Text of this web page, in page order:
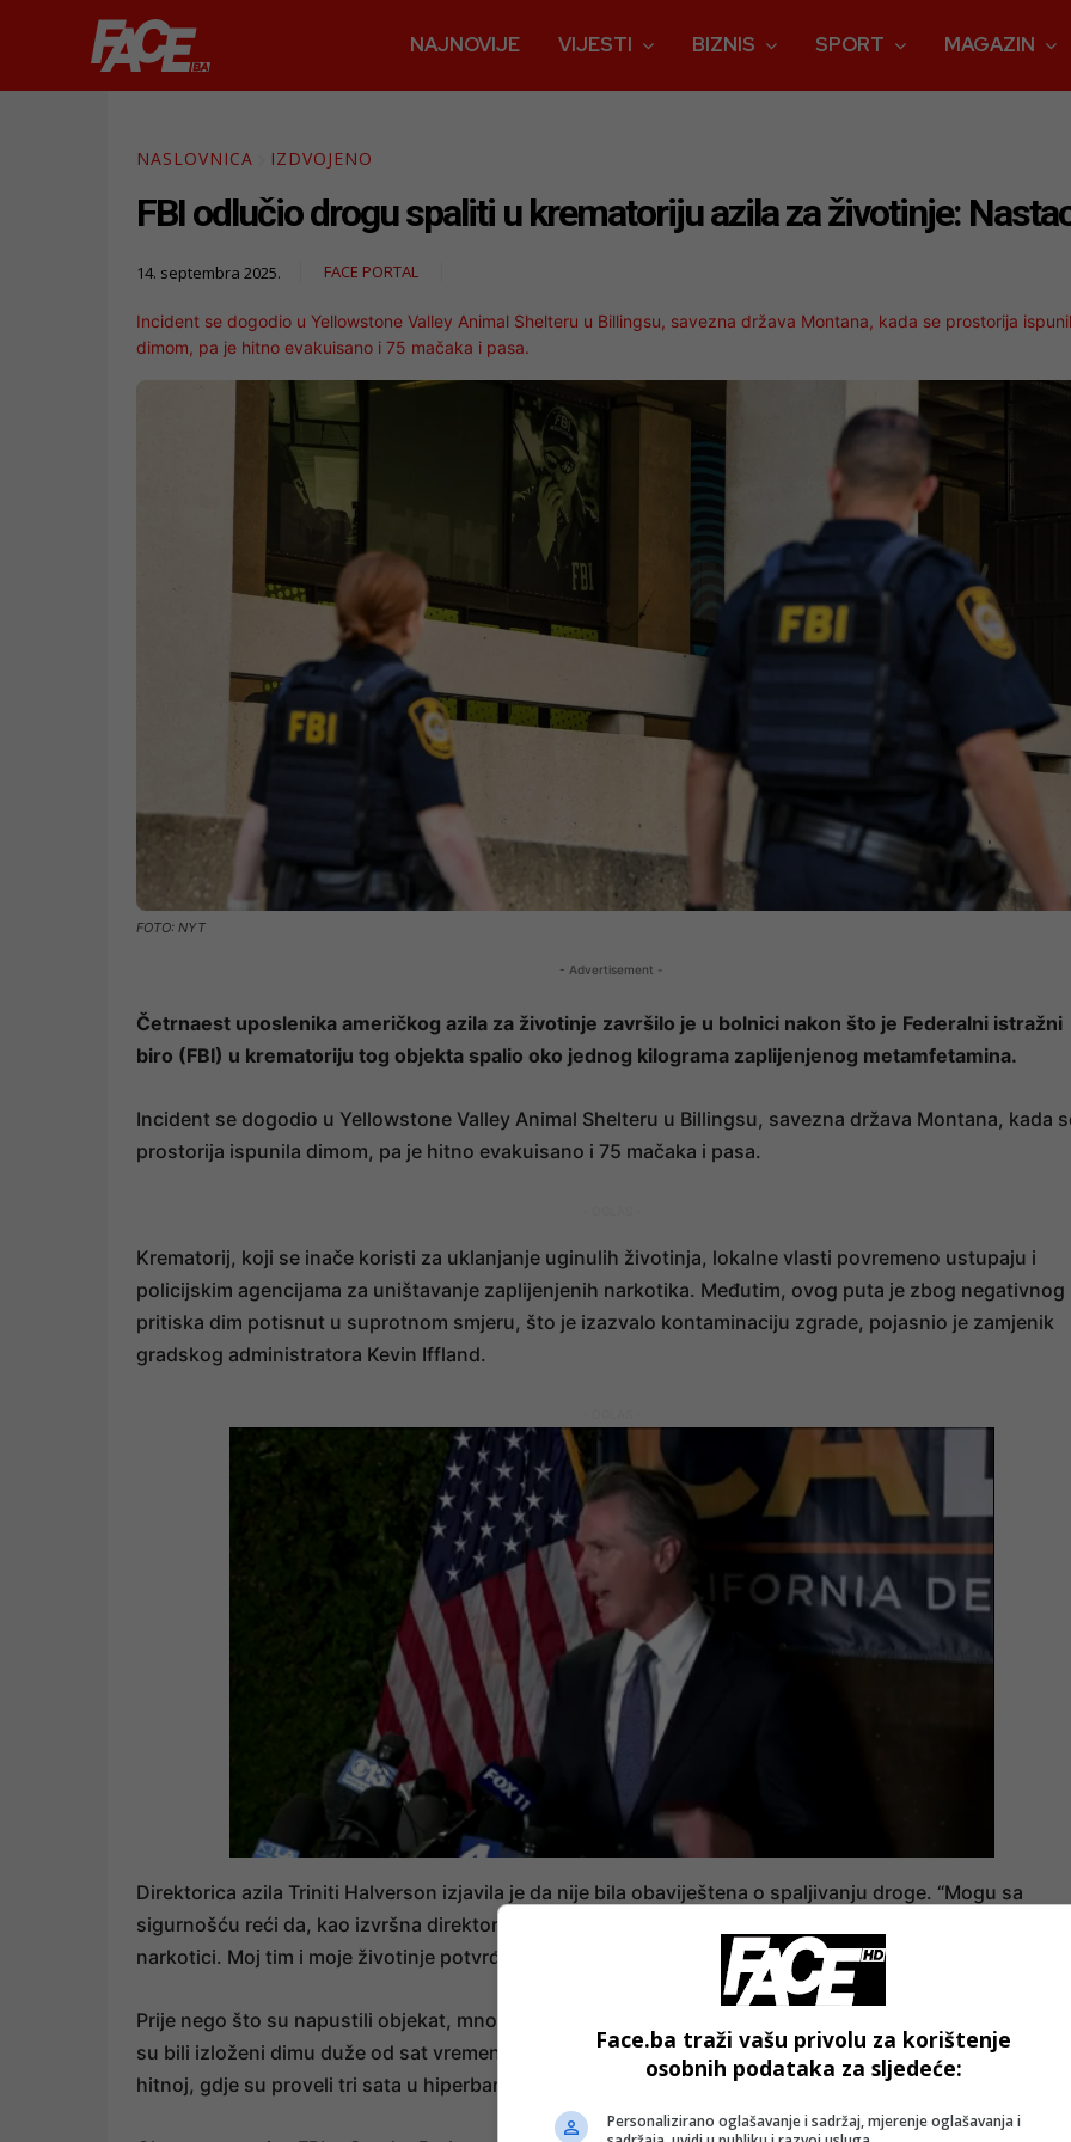
NAJNOVIJE VIJESTI BIZNIS SPORT MAGAZIN
NASLOVNICA IZDVOJENO
FBI odlučio drogu spaliti u krematoriju azila za životinje:
14. septembra 2025. FACE PORTAL
Incident se dogodio u Yellowstone Valley Animal Shelteru u Billingsu, savezna država Montana, kada se prostorija
dimom, pa je hitno evakuisano i 75 mačaka i pasa.
FOTO: NYT
- Advertisement -
Četrnaest uposlenika američkog azila za životinje završilo je u bolnici nakon što je Federalni istražni
biro (FBI) u krematoriju tog objekta spalio oko jednog kilograma zaplijenjenog metamfetamina.
Incident se dogodio u Yellowstone Valley Animal Shelteru u Billingsu, savezna država Montana, kada
prostorija ispunila dimom, pa je hitno evakuisano i 75 mačaka i pasa.
Krematorij, koji se inače koristi za uklanjanje uginulih životinja, lokalne vlasti povremeno ustupaju i
policijskim agencijama za uništavanje zaplijenjenih narkotika. Međutim, ovog puta je zbog negativnog
pritiska dim potisnut u suprotnom smjeru, što je izazvalo kontaminaciju zgrade, pojasnio je zamjenik
gradskog administratora Kevin Iffland.
Direktorica azila Triniti Halverson izjavila je da nije bila obaviještena o spaljivanju droge. “Mogu sa
sigurnošću reći da, kao izvršna direktorica, nisam znala da se na licu mjesta uništavaju izuzetno
narkotici. Moj tim i moje životinje potvrđeno su bili izloženi metamu”, navela je u saopćenju.
Prije nego što su napustili objekat, mnogi radnici stavili su maske i pomagali u izvlačenju životinja.
su bili izloženi dimu duže od sat vremena, nakon čega su osjetili zdravstvene tegobe. Svi su završili na
hitnoj, gdje su proveli tri sata u hiperbaričnoj komori kako bi sanirali posljedice udisanja dima.
Face.ba traži vašu privolu za korištenje
osobnih podataka za sljedeće:
Personalizirano oglašavanje i sadržaj, mjerenje oglašavanja i